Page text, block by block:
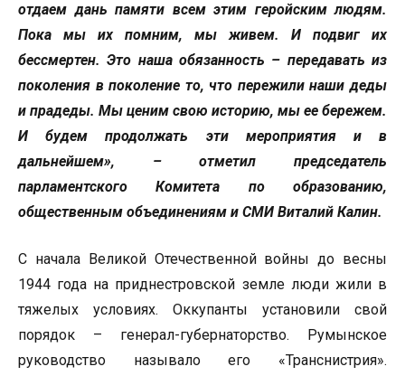
отдаем дань памяти всем этим геройским людям.
Пока мы их помним, мы живем. И подвиг их
бессмертен. Это наша обязанность – передавать из
поколения в поколение то, что пережили наши деды
и прадеды. Мы ценим свою историю, мы ее бережем.
И будем продолжать эти мероприятия и в
дальнейшем», – отметил председатель
парламентскогоКомитета по образованию,
общественным объединениям и СМИ Виталий Калин.
С начала Великой Отечественной войны до весны
1944 года на приднестровской земле люди жили в
тяжелых условиях. Оккупанты установили свой
порядок – генерал-губернаторство. Румынское
руководство называло его «Транснистрия».